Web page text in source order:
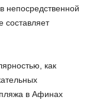
непосредственной
составляет
как
в Афинах